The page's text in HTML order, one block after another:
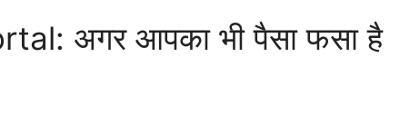
अगर आपका भी पैसा फसा है